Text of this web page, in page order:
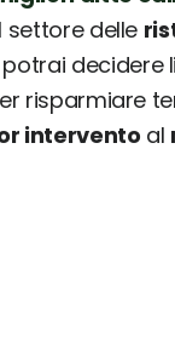
settore delle
potrai decidere
risparmiare
intervento al